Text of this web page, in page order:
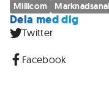
Millicom
Dela med dig
Twitter
Facebook